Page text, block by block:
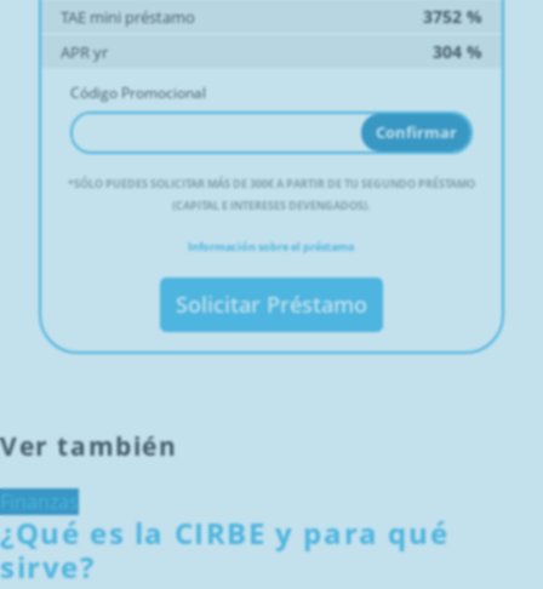
TAE mini préstamo 3752 %
APR yr 304 %
Código Promocional
Confirmar
* SÓLO PUEDES SOLICITAR MÁS DE 300€ A PARTIR DE TU SEGUNDO PRÉSTAMO
(CAPITAL E INTERESES DEVENGADOS).
Información sobre el préstamo
Solicitar Préstamo
Ver también
¿Qué es la CIRBE y para qué
sirve?